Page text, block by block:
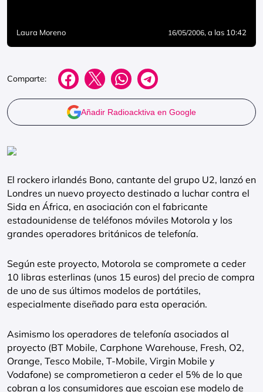
Laura Moreno 16/05/2006, a las 10:42
Comparte:
Añadir Radioacktiva en Google
El rockero irlandés Bono, cantante del grupo U2, lanzó en
Londres un nuevo proyecto destinado a luchar contra el
Sida en África, en asociación con el fabricante
estadounidense de teléfonos móviles Motorola y los
grandes operadores británicos de telefonía.
Según este proyecto, Motorola se compromete a ceder
10 libras esterlinas (unos 15 euros) del precio de compra
de uno de sus últimos modelos de portátiles,
especialmente diseñado para esta operación.
Asimismo los operadores de telefonía asociados al
proyecto (BT Mobile, Carphone Warehouse, Fresh, O2,
Orange, Tesco Mobile, T-Mobile, Virgin Mobile y
Vodafone) se comprometieron a ceder el 5% de lo que
cobran a los consumidores que escojan ese modelo de